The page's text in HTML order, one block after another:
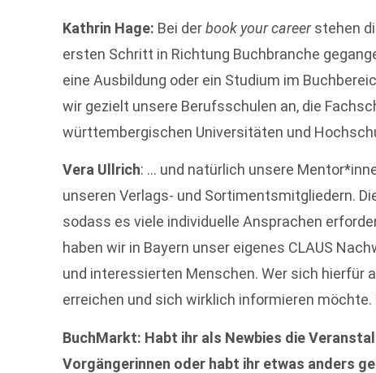
Kathrin Hage: Bei derbook your careerstehen
ersten Schritt in Richtung Buchbranche
eine Ausbildung oder ein Studium im
wir gezielt unsere Berufsschulen an, die
württembergischen Universitäten und
Vera Ullrich: … und natürlich unsere
unseren Verlags- und Sortimentsmitgliedern.
sodass es viele individuelle Ansprachen
haben wir in Bayern unser eigenes CLAUS
und interessierten Menschen. Wer sich hierfür
erreichen und sich wirklich informieren
BuchMarkt: Habt ihr als Newbies die
Vorgängerinnen oder habt ihr etwas anders